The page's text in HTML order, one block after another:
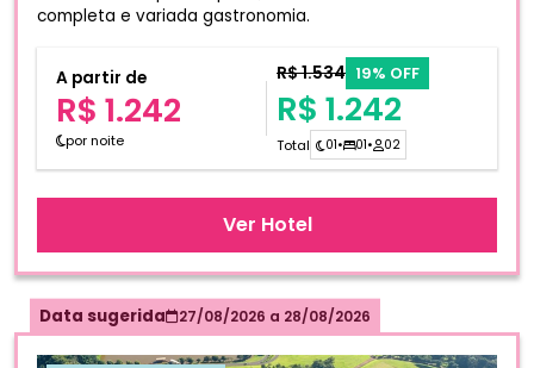
completa e variada gastronomia.
A partir de
R$ 1.242
por noite
R$ 1.534 19% OFF
R$ 1.242
Total 01• 01• 02
Ver Hotel
Data sugerida 27/08/2026 a 28/08/2026